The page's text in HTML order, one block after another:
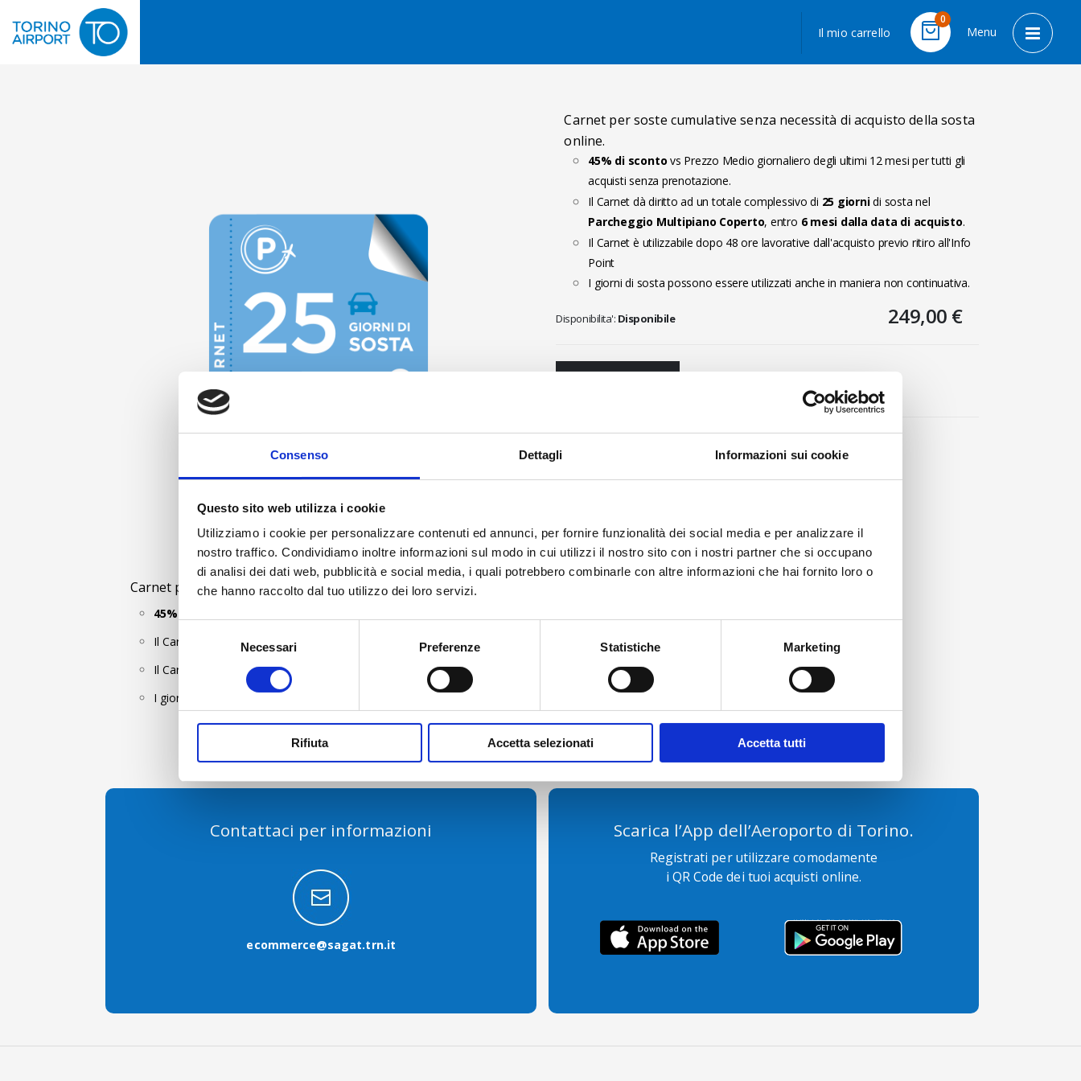
Consenso Dettagli Informazioni sui cookie
Questo sito web utilizza i cookie
Utilizziamo i cookie per personalizzare contenuti ed annunci, per fornire funzionalità dei social media e per analizzare il
nostro traffico. Condividiamo inoltre informazioni sul modo in cui utilizzi il nostro sito con i nostri partner che si occupano
di analisi dei dati web, pubblicità e social media, i quali potrebbero combinarle con altre informazioni che hai fornito loro o
che hanno raccolto dal tuo utilizzo dei loro servizi.
consenso
Necessari Preferenze Statistiche Marketing
Rifiuta Accetta selezionati Accetta tutti
Menu
Cart
0
Il mio carrello
Skip to the beginning of the images gallery
Carnet per soste cumulative senza necessità di acquisto della sosta
online.
45% di sconto vs Prezzo Medio giornaliero degli ultimi 12 mesi per tutti gli
acquisti senza prenotazione.
Il Carnet dà diritto ad un totale complessivo di 25 giornidi sosta nel
Parcheggio Multipiano Coperto, entro 6 mesi dalla data di acquisto.
Il Carnet è utilizzabile dopo 48 ore lavorative dall'acquisto previo ritiro all'Info
Point
I giorni di sosta possono essere utilizzati anche in maniera non continuativa.
249,00 €
Disponibilita': Disponibile
Carnet per soste cumulative senza necessità di acquisto della sosta online.
45% di sconto
Il Carnet dà diritto ad un totale complessivo di
25 giorni Parcheggio Multipiano Coperto 6 mesi dalla data di acquisto
Il Carnet è utilizzabile dopo 48 ore lavorative dall'acquisto previo ritiro all'Info Point
I giorni di sosta possono essere utilizzati anche in maniera non continuativa.
Contattaci per informazioni
ecommerce@sagat.trn.it
Scarica l’App dell’Aeroporto di Torino.
Registrati per utilizzare comodamente
i QR Code dei tuoi acquisti online.